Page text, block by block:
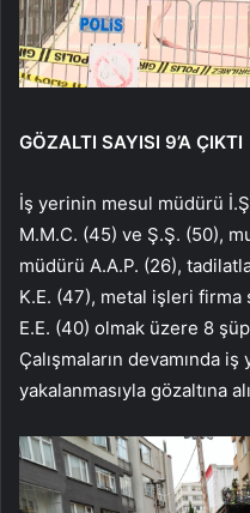
GÖZALTI SAYISI 9’A ÇIKTI
İş yerinin mesul müdürü
M.M.C. (45) ve Ş.Ş. (50),
müdürü A.A.P. (26),
K.E. (47), metal işleri firma
E.E. (40) olmak üzere 8
Çalışmaların devamında iş
yakalanmasıyla gözaltına